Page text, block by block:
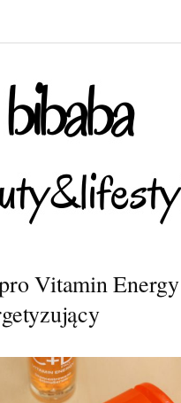
Vitamin